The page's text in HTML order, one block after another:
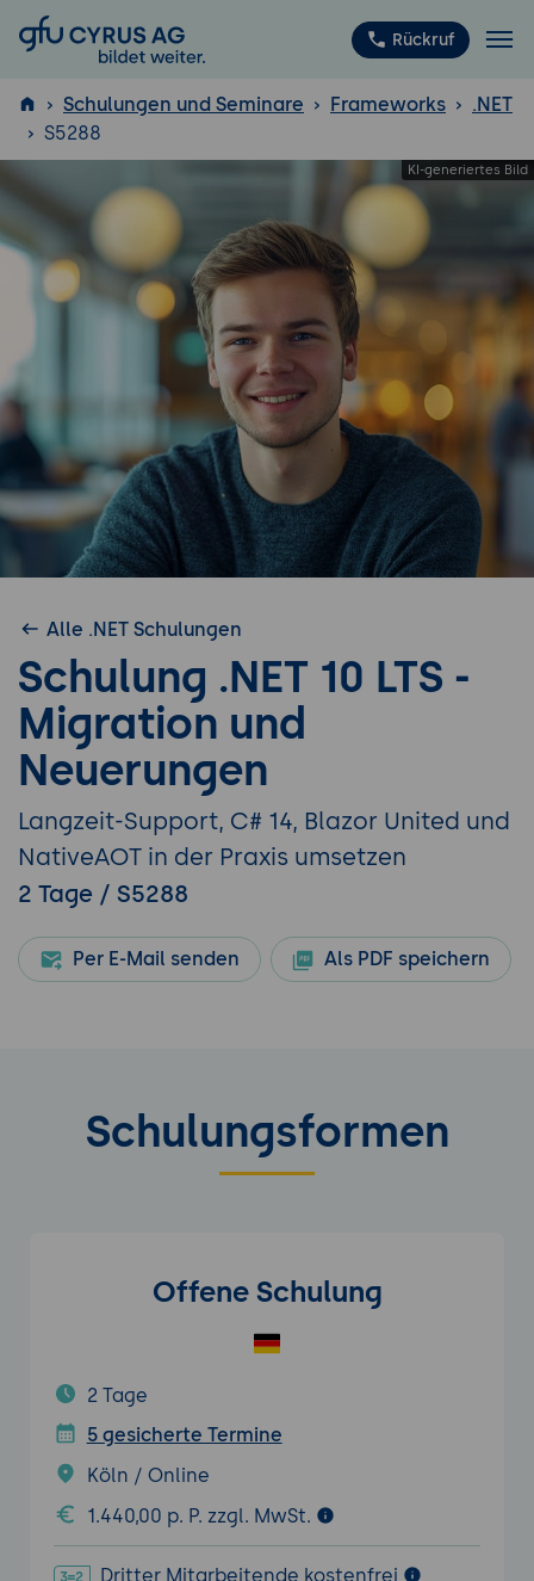
GFU Cyrus AG Rückruf
ISTQB ®
Schulungen und Seminare Frameworks
.NET
S5288
Alle .NET Schulungen
Schulung .NET 10 LTS -
Migration und
Neuerungen
Langzeit-Support, C# 14, Blazor United und
NativeAOT in der Praxis umsetzen
2 Tage / S5288
Per E-Mail senden Als PDF speichern
Schulungsformen
Offene Schulung
2 Tage
5 gesicherte Termine
Köln / Online
1.440,00 p. P. zzgl. MwSt.
Dritter Mitarbeitende kostenfrei